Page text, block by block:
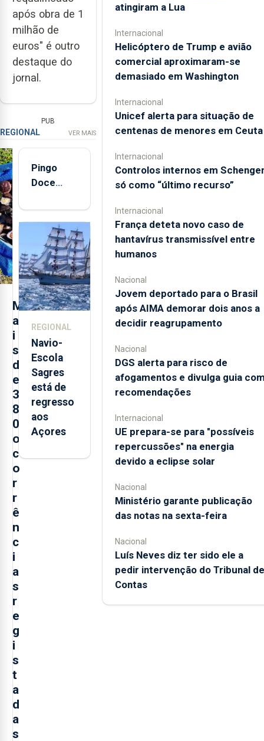
após obra de 1
milhão de
euros" é outro
destaque do
jornal.
PUB
REGIONAL VER MAIS
M
a
i
s
d
e
3
8
0
o
c
o
r
r
ê
n
c
i
a
s
r
e
g
i
s
t
a
d
a
s
Pingo
Doce
quinta-
feira nova
loja em
São
Sebastião
e cria 30
postos de
REGIONAL
Navio-
Escola
Sagres
está de
regresso
aos
Açores
atingiram a Lua
Internacional
Helicóptero de Trump e avião
comercial aproximaram-se
demasiado em Washington
Internacional
Unicef alerta para situação de
centenas de menores em Ceuta
Internacional
Controlos internos em
só como “último recurso”
Internacional
França deteta novo caso de
hantavírus transmissível entre
humanos
Nacional
Jovem deportado para o Brasil
após AIMA demorar dois anos a
decidir reagrupamento
Nacional
DGS alerta para risco de
afogamentos e divulga guia
recomendações
Internacional
UE prepara-se para "possíveis
repercussões" na energia
devido a eclipse solar
Nacional
Ministério garante publicação
das notas na sexta-feira
Nacional
Luís Neves diz ter sido ele a
pedir intervenção do Tribunal de
Contas